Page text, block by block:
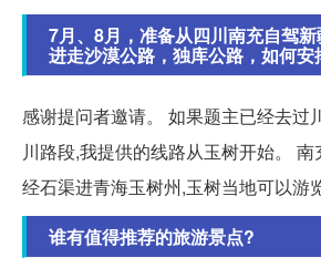
7月、8月，准备从四川南充自驾
进走沙漠公路，独库公路，如何安
感谢提问者邀请。 如果题主已经去过
川路段,我提供的线路从玉树开始。
经石渠进青海玉树州,玉树当地可以游
谁有值得推荐的旅游景点?